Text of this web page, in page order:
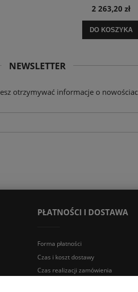
2 263,20 zł
DO KOSZYKA
NEWSLETTER
otrzymywać informacje o
PŁATNOŚCI I DOSTAWA
Forma płatności
Czas i koszt dostawy
Czas realizacji zamówienia